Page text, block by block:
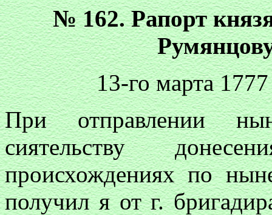
№ 162. Рапорт
13-го марта
При отправлении
сиятельству
происхождениях по
получил я от г.